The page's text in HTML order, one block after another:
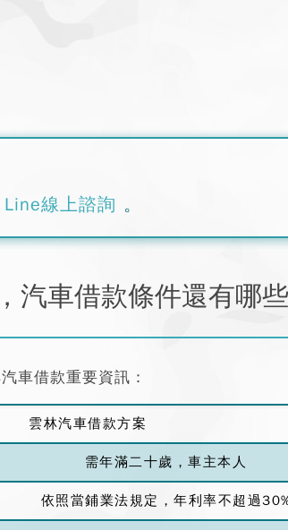
Line線上諮詢 。
汽車借款條件還有哪
車借款重要資訊：
雲林汽車借款方案
需年滿二十歲，車主本人
依照當鋪業法規定，年利率不超過